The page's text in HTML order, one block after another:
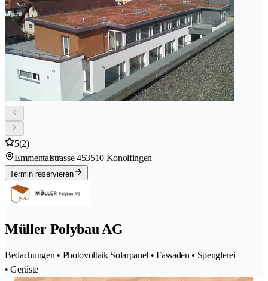
5(2)
Emmentalstrasse 453510 Konolfingen
Termin reservieren
Müller Polybau AG
Bedachungen • Photovoltaik Solarpanel • Fassaden • Spenglerei
• Gerüste